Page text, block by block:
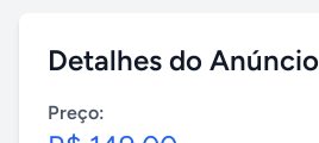
Detalhes do Anúncio
Preço: